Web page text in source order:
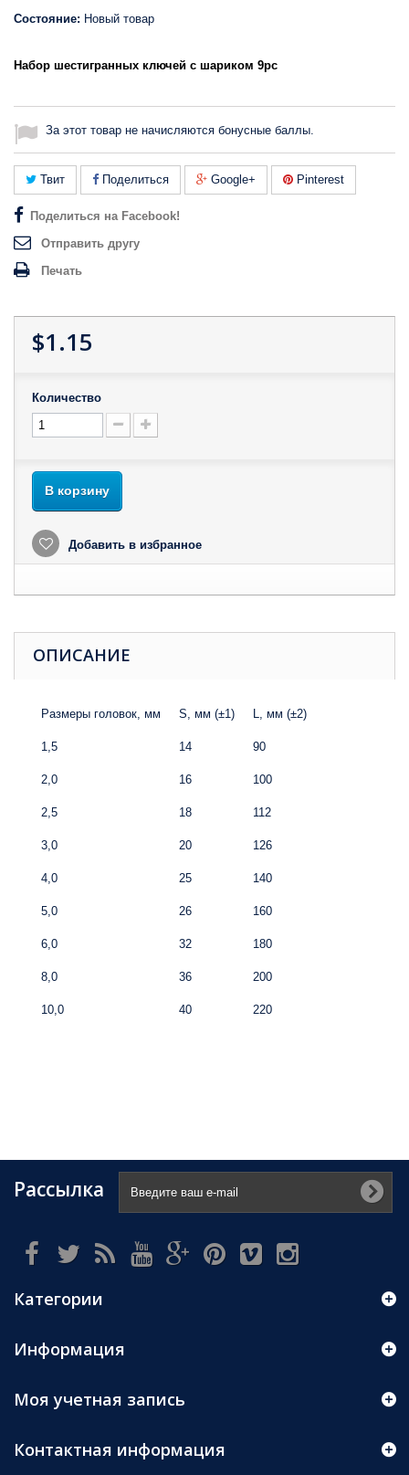
Состояние: Новый товар
Набор шестигранных ключей с шариком 9pc
За этот товар не начисляются бонусные баллы.
Твит Поделиться Google+ Pinterest
Поделиться на Facebook!
Отправить другу
Печать
$1.15
Количество
В корзину
Добавить в избранное
ОПИСАНИЕ
Размеры головок, мм S, мм (±1) L, мм (±2)
1,5 14 90
2,0 16 100
2,5 18 112
3,0 20 126
4,0 25 140
5,0 26 160
6,0 32 180
8,0 36 200
10,0 40 220
Рассылка
Категории
Информация
Моя учетная запись
Контактная информация